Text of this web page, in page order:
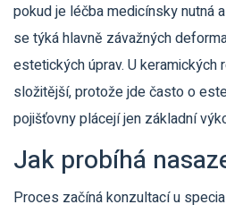
pokud je léčba medicínsky nutná
se týká hlavně závažných
estetických úprav. U keramických
složitější, protože jde často o
pojišťovny plácejí jen základní
Jak probíhá
Proces začíná konzultací u